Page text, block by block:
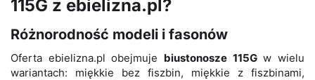
115G z ebielizna.pl?
Różnorodność modeli i fasonów
Oferta ebielizna.pl obejmuje biustonosze 115Gw wielu
wariantach: miękkie bez fiszbin, miękkie z fiszbinami,